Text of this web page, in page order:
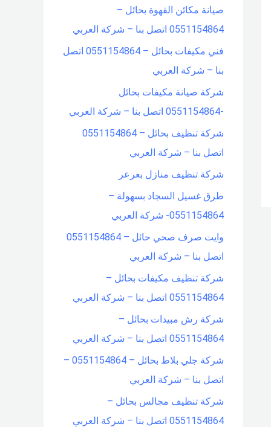
f
o
r
:
صيانة مكائن القهوة بحائل –
0551154864 اتصل بنا – شركة العربي
فني مكيفات بحائل – 0551154864 اتصل
بنا – شركة العربي
شركة صيانة مكيفات بحائل
-0551154864 اتصل بنا – شركة العربي
شركة تنظيف بحائل – 0551154864
اتصل بنا – شركة العربي
شركة تنظيف منازل بعرعر
طرق غسيل السجاد بسهولة –
0551154864- شركة العربي
وايت صرف صحي حائل – 0551154864
اتصل بنا – شركة العربي
شركة تنظيف مكيفات بحائل –
0551154864 اتصل بنا – شركة العربي
شركة رش مبيدات بحائل –
0551154864 اتصل بنا – شركة العربي
شركة جلي بلاط بحائل – 0551154864 –
اتصل بنا – شركة العربي
شركة تنظيف مجالس بحائل –
0551154864 اتصل بنا – شركة العربي